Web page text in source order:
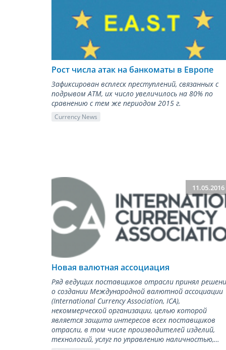
Рост числа атак на банкоматы в Европе
Зафиксирован всплеск преступлений, связанных с
подрывом ATM, их число увеличилось на 80% по
сравнению с тем же периодом 2015 г.
Currency News
11.05.2016
Новая валютная ассоциация
Ряд ведущих поставщиков отрасли принял
о создании Международной валютной ассоциации
(International Currency Association, ICA),
некоммерческой организации, целью которой
является защита интересов всех поставщиков
отрасли, в том числе производителей изделий,
технологий, услуг по управлению наличностью,…